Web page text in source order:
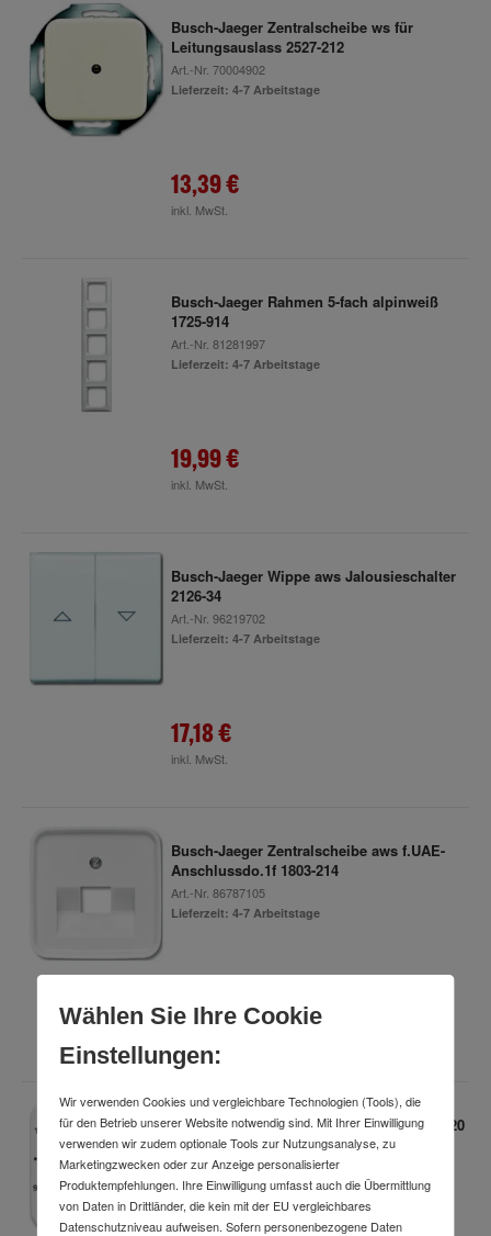
Busch-Jaeger Zentralscheibe ws für
Leitungsauslass 2527-212
Art.-Nr. 70004902
Lieferzeit: 4-7 Arbeitstage
13,39 €
inkl. MwSt.
Busch-Jaeger Rahmen 5-fach alpinweiß
1725-914
Art.-Nr. 81281997
Lieferzeit: 4-7 Arbeitstage
19,99 €
inkl. MwSt.
Busch-Jaeger Wippe aws Jalousieschalter
2126-34
Art.-Nr. 96219702
Lieferzeit: 4-7 Arbeitstage
17,18 €
inkl. MwSt.
Busch-Jaeger Zentralscheibe aws f.UAE-
Anschlussdo.1f 1803-214
Art.-Nr. 86787105
Lieferzeit: 4-7 Arbeitstage
6,98 €
Busch-Jaeger Abdeckung Zeitschaltuhr 120
Min,alpinweiß 1771-214-103
Art.-Nr.80692164
Lieferzeit: 4-7 Arbeitstage
Wählen Sie Ihre Cookie
Einstellungen:
Wir verwenden Cookies und vergleichbare Technologien (Tools), die
für den Betrieb unserer Website notwendig sind. Mit Ihrer Einwilligung
verwenden wir zudem optionale Tools zur Nutzungsanalyse, zu
Marketingzwecken oder zur Anzeige personalisierter
Produktempfehlungen. Ihre Einwilligung umfasst auch die Übermittlung
von Daten in Drittländer, die kein mit der EU vergleichbares
Datenschutzniveau aufweisen. Sofern personenbezogene Daten